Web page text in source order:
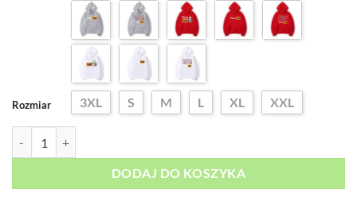
Rozmiar 3XL S M L XL XXL
DODAJ DO KOSZYKA